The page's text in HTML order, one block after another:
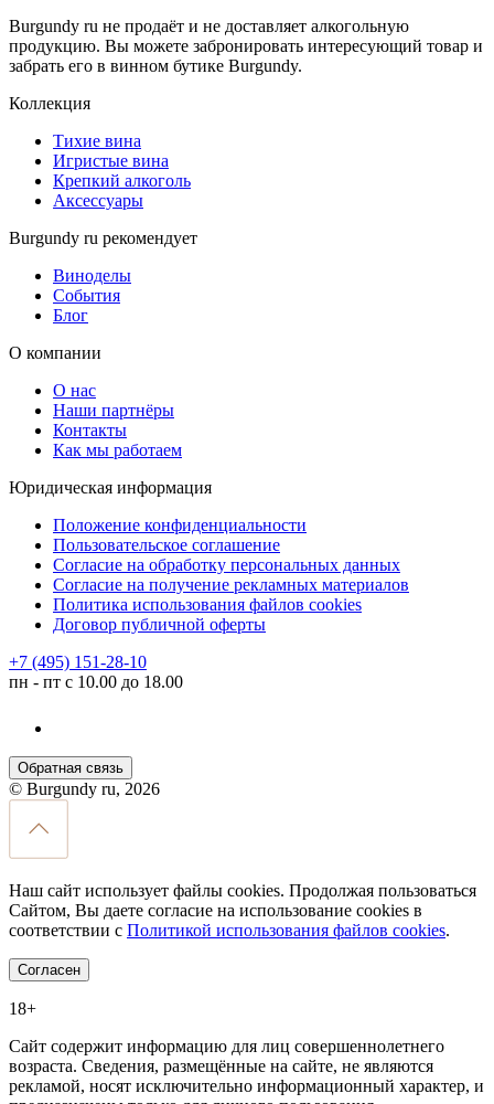
Burgundy ru не продаёт и не доставляет алкогольную
продукцию. Вы можете забронировать интересующий товар и
забрать его в винном бутике Burgundy.
Коллекция
Тихие вина
Игристые вина
Крепкий алкоголь
Аксессуары
Burgundy ru рекомендует
Виноделы
События
Блог
О компании
О нас
Наши партнёры
Контакты
Как мы работаем
Юридическая информация
Положение конфиденциальности
Пользовательское соглашение
Согласие на обработку персональных данных
Согласие на получение рекламных материалов
Политика использования файлов cookies
Договор публичной оферты
+7 (495) 151-28-10
пн - пт с 10.00 до 18.00
Обратная связь
© Burgundy ru, 2026
Наш сайт использует файлы cookies. Продолжая пользоваться
Сайтом, Вы даете согласие на использование cookies в
соответствии с Политикой использования файлов cookies.
Согласен
18+
Сайт содержит информацию для лиц совершеннолетнего
возраста. Сведения, размещённые на сайте, не являются
рекламой, носят исключительно информационный характер, и